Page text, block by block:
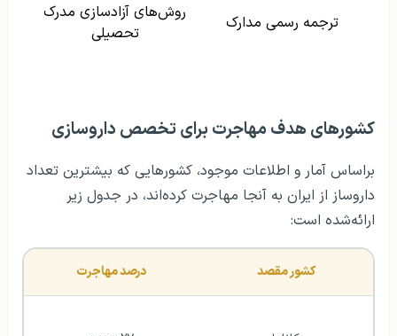
ترجمه رسمی مدارک
روش‌های آزادسازی مدرک
تحصیلی
کشورهای هدف مهاجرت برای تخصص داروسازی
براساس آمار و اطلاعات موجود، کشورهایی که بیشترین تعداد
داروساز از ایران به آنجا مهاجرت کرده‌اند، در جدول زیر
ارائه‌شده است:
کشور مقصد درصد مهاجرت